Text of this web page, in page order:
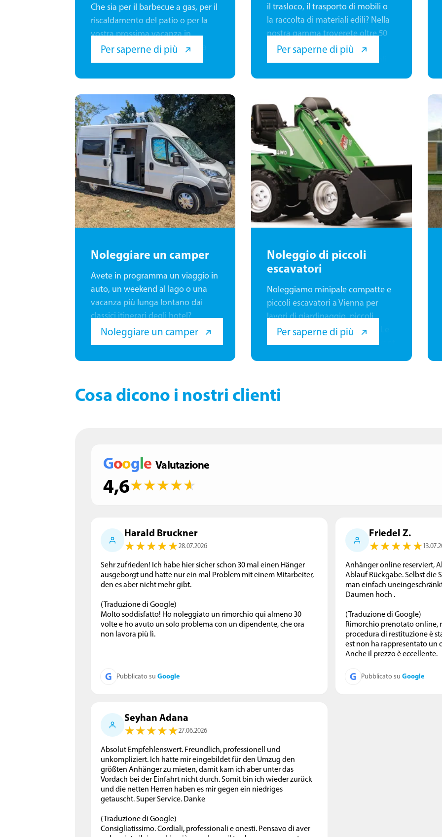
Che sia per il barbecue a gas, per il
riscaldamento del patio o per la
vostra prossima vacanza in
campeggio, da Schütz a Vienna
potete trovare gas in bottiglia in
più grandi in Austria. Disponiamo
di gas propano e butano in
bombole di varie dimensioni, in
modo che possiate trovare la
soluzione giusta per ogni
applicazione.
Per saperne di più
il trasloco, il trasporto di mobili o
la raccolta di materiali edili? Nella
nostra gamma troverete oltre 50
rimorchi per ogni scopo: dai
completi. Inoltre, rimorchi per
moto, rimorchi per auto e rimorchi
speciali.
Per saperne di più
Noleggiare un camper
Avete in programma un viaggio in
auto, un weekend al lago o una
vacanza più lunga lontano dai
classici itinerari degli hotel?
Noleggiare un camper
Noleggio di piccoli
escavatori
Noleggiamo minipale compatte e
piccoli escavatori a Vienna per
lavori di giardinaggio, piccoli
progetti edili o lavori di sterro. Le
nostre macchine MultiOne e Avant
compatto. Offriamo anche
Per saperne di più
Cosa dicono i nostri clienti
Google Valutazione
4,6★
★★
★★
★★
★★
★
Harald Bruckner
★
★★
★★
★★
★★
★28.07.2026
Sehr zufrieden! Ich habe hier sicher schon 30 mal einen Hänger
ausgeborgt und hatte nur ein mal Problem mit einem Mitarbeiter,
den es aber nicht mehr gibt.
(Traduzione di Google)
Molto soddisfatto! Ho noleggiato un rimorchio qui almeno 30
volte e ho avuto un solo problema con un dipendente, che ora
non lavora più lì.
G Pubblicato su Google
Friedel Z.
★
★★
★★
★★
★★
★
Anhänger online reserviert,
Ablauf Rückgabe. Selbst die
man einfach
Daumen hoch .
(Traduzione di Google)
Rimorchio prenotato online,
procedura di restituzione è
est non ha rappresentato un
Anche il prezzo è eccellente.
G Pubblicato su Google
Seyhan Adana
★
★★
★★
★★
★★
★27.06.2026
Absolut Empfehlenswert. Freundlich, professionell und
unkompliziert. Ich hatte mir eingebildet für den Umzug den
größten Anhänger zu mieten, damit kam ich aber unter das
Vordach bei der Einfahrt nicht durch. Somit bin ich wieder zurück
und die netten Herren haben es mir gegen ein niedriges
getauscht. Super Service. Danke
(Traduzione di Google)
Consigliatissimo. Cordiali, professionali e onesti. Pensavo di aver